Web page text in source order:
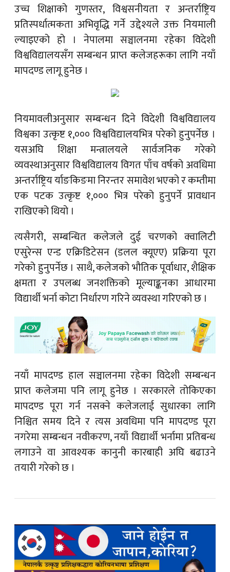
उच्च शिक्षाको गुणस्तर, विश्वसनीयता र अन्तर्राष्ट्रिय
प्रतिस्पर्धात्मकता अभिवृद्धि गर्ने उद्देश्यले उक्त नियमाली
ल्याइएको हो । नेपालमा सञ्चालनमा रहेका विदेशी
विश्वविद्यालयसँग सम्बन्धन प्राप्त कलेजहरूका लागि नयाँ
मापदण्ड लागू हुनेछ ।
नियमावलीअनुसार सम्बन्धन दिने विदेशी विश्वविद्यालय
विश्वका उत्कृष्ट १,००० विश्वविद्यालयभित्र परेको हुनुपर्नेछ ।
यसअघि शिक्षा मन्त्रालयले सार्वजनिक गरेको
व्यवस्थाअनुसार विश्वविद्यालय विगत पाँच वर्षको अवधिमा
अन्तर्राष्ट्रिय र्याङकिङमा निरन्तर समावेश भएको र कम्तीमा
एक पटक उत्कृष्ट १,००० भित्र परेको हुनुपर्ने प्रावधान
राखिएको थियो ।
त्यसैगरी, सम्बन्धित कलेजले दुई चरणको क्वालिटी
एसुरेन्स एन्ड एक्रिडिटेसन (डलल क्यूएए) प्रक्रिया पूरा
गरेको हुनुपर्नेछ । साथै, कलेजको भौतिक पूर्वाधार, शैक्षिक
क्षमता र उपलब्ध जनशक्तिको मूल्याङ्कनका आधारमा
विद्यार्थी भर्ना कोटा निर्धारण गरिने व्यवस्था गरिएको छ ।
नयाँ मापदण्ड हाल सञ्चालनमा रहेका विदेशी सम्बन्धन
प्राप्त कलेजमा पनि लागू हुनेछ । सरकारले तोकिएका
मापदण्ड पूरा गर्न नसक्ने कलेजलाई सुधारका लागि
निश्चित समय दिने र त्यस अवधिमा पनि मापदण्ड पूरा
नगरेमा सम्बन्धन नवीकरण, नयाँ विद्यार्थी भर्नामा प्रतिबन्ध
लगाउने वा आवश्यक कानुनी कारबाही अघि बढाउने
तयारी गरेको छ ।